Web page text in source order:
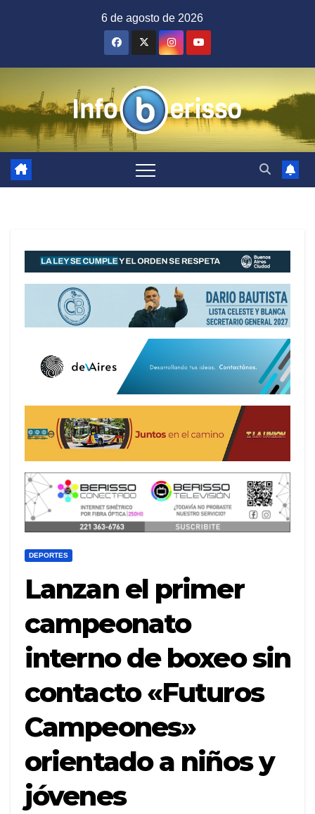
6 de agosto de 2026
DEPORTES
Lanzan el primer
campeonato
interno de boxeo sin
contacto «Futuros
Campeones»
orientado a niños y
jóvenes